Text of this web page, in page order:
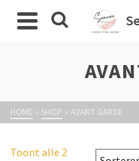
HOME » SHOP » AVANT GARDE
Toont alle 2